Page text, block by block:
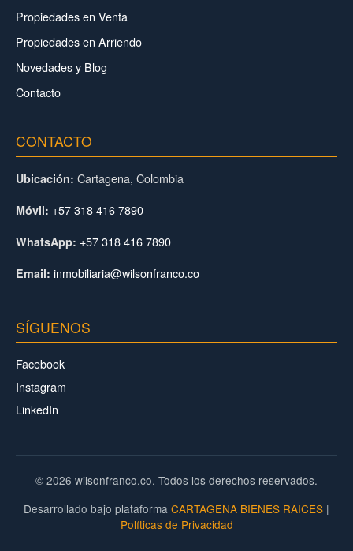
Propiedades en Venta
Propiedades en Arriendo
Novedades y Blog
Contacto
CONTACTO
Ubicación: Cartagena, Colombia
Móvil: +57 318 416 7890
WhatsApp: +57 318 416 7890
Email: inmobiliaria@wilsonfranco.co
SÍGUENOS
Facebook
Instagram
LinkedIn
© 2026 wilsonfranco.co. Todos los derechos reservados.
Desarrollado bajo plataforma CARTAGENA BIENES RAICES |
Políticas de Privacidad